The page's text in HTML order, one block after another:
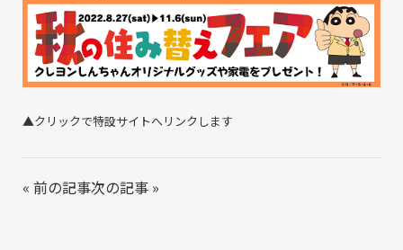
▲クリックで特設サイトへリンクします
« 前の記事次の記事 »